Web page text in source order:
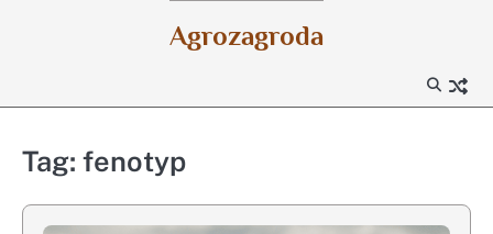
Agrozagroda
Tag: fenotyp